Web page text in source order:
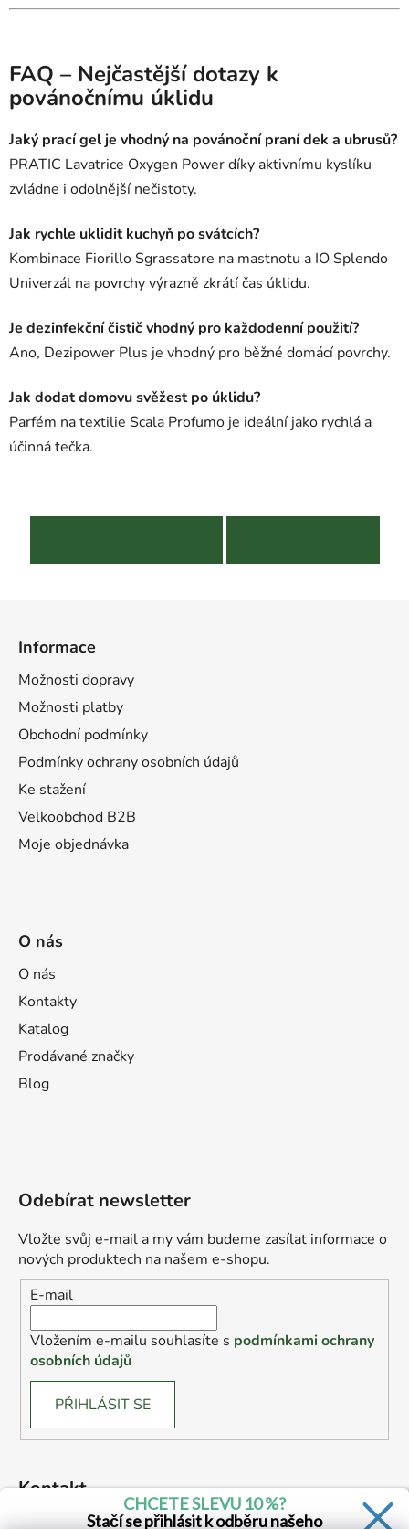
FAQ – Nejčastější dotazy k
povánočnímu úklidu
Jaký prací gel je vhodný na povánoční praní dek a ubrusů?
PRATIC Lavatrice Oxygen Power díky aktivnímu kyslíku
zvládne i odolnější nečistoty.
Jak rychle uklidit kuchyň po svátcích?
Kombinace Fiorillo Sgrassatore na mastnotu a IO Splendo
Univerzál na povrchy výrazně zkrátí čas úklidu.
Je dezinfekční čistič vhodný pro každodenní použití?
Ano, Dezipower Plus je vhodný pro běžné domácí povrchy.
Jak dodat domovu svěžest po úklidu?
Parfém na textilie Scala Profumo je ideální jako rychlá a
účinná tečka.
Informace
Možnosti dopravy
Možnosti platby
Obchodní podmínky
Podmínky ochrany osobních údajů
Ke stažení
Velkoobchod B2B
Moje objednávka
O nás
O nás
Kontakty
Katalog
Prodávané značky
Blog
Odebírat newsletter
Vložte svůj e-mail a my vám budeme zasílat informace o
nových produktech na našem e-shopu.
E-mail
Vložením e-mailu souhlasíte s podmínkami ochrany
osobních údajů
PŘIHLÁSIT SE
Kontakt
CHCETE SLEVU 10 %?
Stačí se přihlásit k odběru našeho